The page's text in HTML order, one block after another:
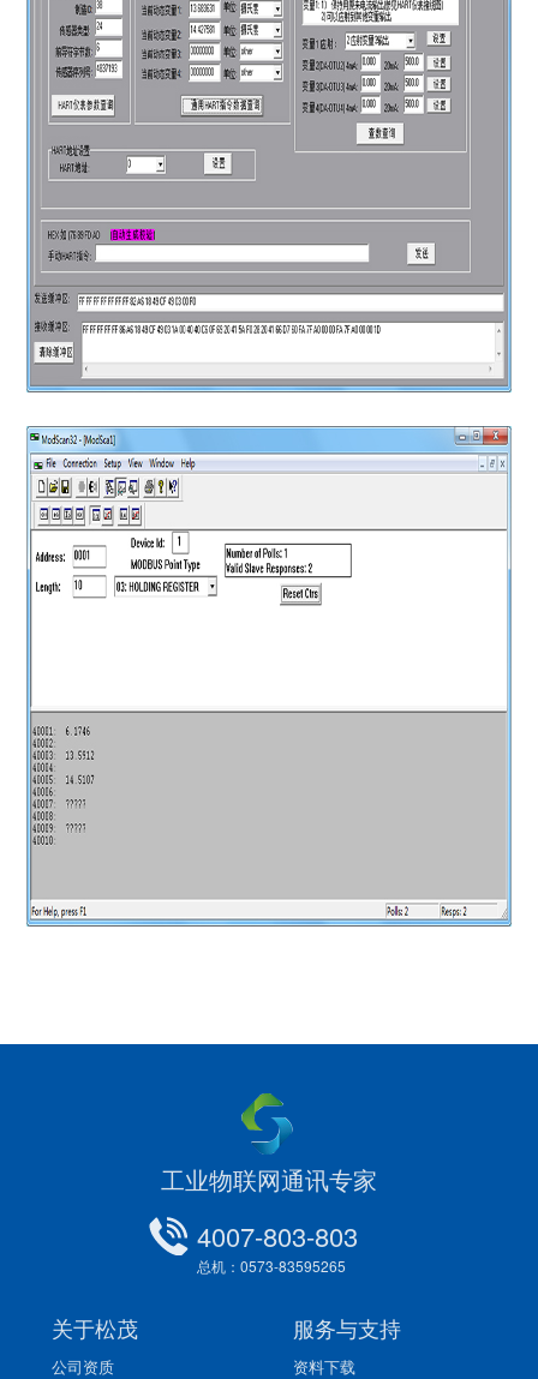
工业物联网通讯专家
4007-803-803
总机：0573-83595265
关于松茂
公司资质
服务与支持
资料下载